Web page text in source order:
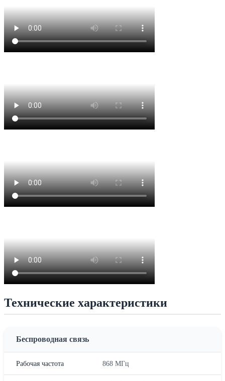
Технические характеристики
Беспроводная связь
Рабочая частота 868 МГц